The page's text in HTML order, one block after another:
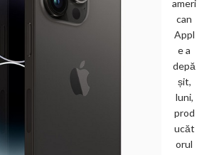
ameri
can
Appl
e a
depă
șit,
luni,
prod
ucăt
orul